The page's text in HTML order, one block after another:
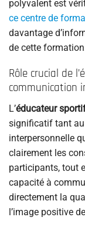
polyvalent est
ce centre de
davantage
de cette
Rôle crucial de
communication
L’éducateur
significatif tant
interpersonnelle
clairement les
participants, tout
capacité à
directement la
l’image positive